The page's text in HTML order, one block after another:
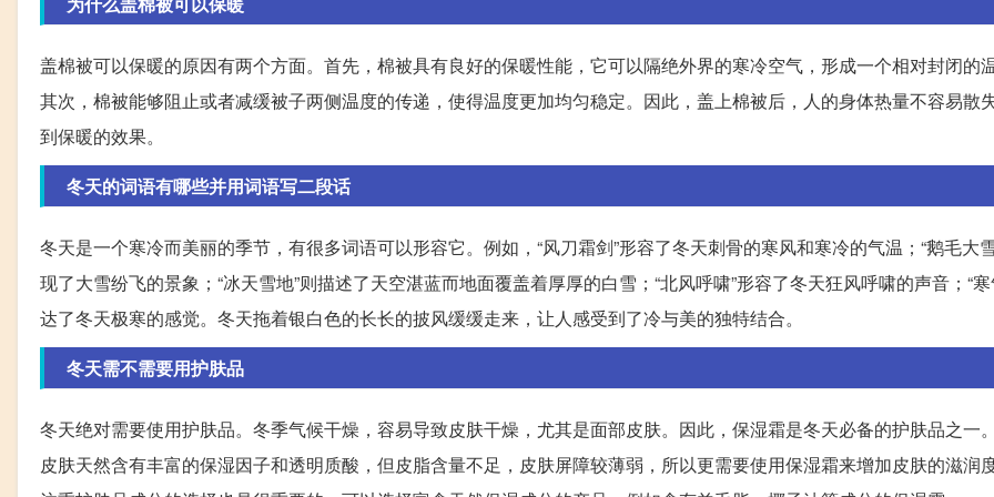
盖棉被可以保暖的原因有两个方面。首先，棉被具有良好的保暖性能，它可以隔绝外界的寒冷空气，形成一个相对封闭的
其次，棉被能够阻止或者减缓被子两侧温度的传递，使得温度更加均匀稳定。因此，盖上棉被后，人的身体热量不容易散
到保暖的效果。
冬天的词语有哪些并用词语写二段话
冬天是一个寒冷而美丽的季节，有很多词语可以形容它。例如，“风刀霜剑”形容了冬天刺骨的寒风和寒冷的气温；“鹅毛大
现了大雪纷飞的景象；“冰天雪地”则描述了天空湛蓝而地面覆盖着厚厚的白雪；“北风呼啸”形容了冬天狂风呼啸的声音；“
达了冬天极寒的感觉。冬天拖着银白色的长长的披风缓缓走来，让人感受到了冷与美的独特结合。
冬天需不需要用护肤品
冬天绝对需要使用护肤品。冬季气候干燥，容易导致皮肤干燥，尤其是面部皮肤。因此，保湿霜是冬天必备的护肤品之一
皮肤天然含有丰富的保湿因子和透明质酸，但皮脂含量不足，皮肤屏障较薄弱，所以更需要使用保湿霜来增加皮肤的滋润